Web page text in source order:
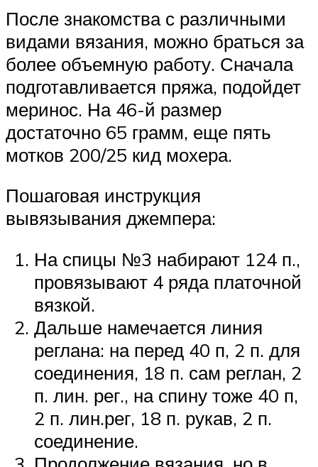
После знакомства с различными
видами вязания, можно браться за
более объемную работу. Сначала
подготавливается пряжа, подойдет
меринос. На 46-й размер
достаточно 65 грамм, еще пять
мотков 200/25 кид мохера.
Пошаговая инструкция
вывязывания джемпера:
На спицы №3 набирают 124 п.,
провязывают 4 ряда платочной
вязкой.
Дальше намечается линия
реглана: на перед 40 п, 2 п. для
соединения, 18 п. сам реглан, 2
п. лин. рег., на спину тоже 40 п,
2 п. лин.рег, 18 п. рукав, 2 п.
соединение.